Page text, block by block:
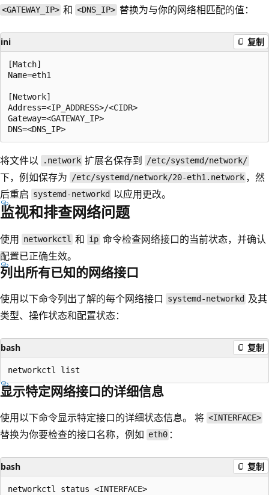
<GATEWAY_IP> 和 <DNS_IP> 替换为与你的网络相匹配的值：
ini 复制
[Match]
Name=eth1
[Network]
Address=<IP_ADDRESS>/<CIDR>
Gateway=<GATEWAY_IP>
将文件以 .network 扩展名保存到 /etc/systemd/network/
下，例如保存为 /etc/systemd/network/20-eth1.network ，然
后重启 systemd-networkd 以应用更改。
监视和排查网络问题
使用 networkctl 和 ip命令检查网络接口的当前状态，并确认
配置已正确生效。
列出所有已知的网络接口
使用以下命令列出了解的每个网络接口 systemd-networkd 及其
类型、操作状态和配置状态：
bash 复制
显示特定网络接口的详细信息
使用以下命令显示特定接口的详细状态信息。 将 <INTERFACE>
替换为你要检查的接口名称，例如 eth0 ：
bash 复制